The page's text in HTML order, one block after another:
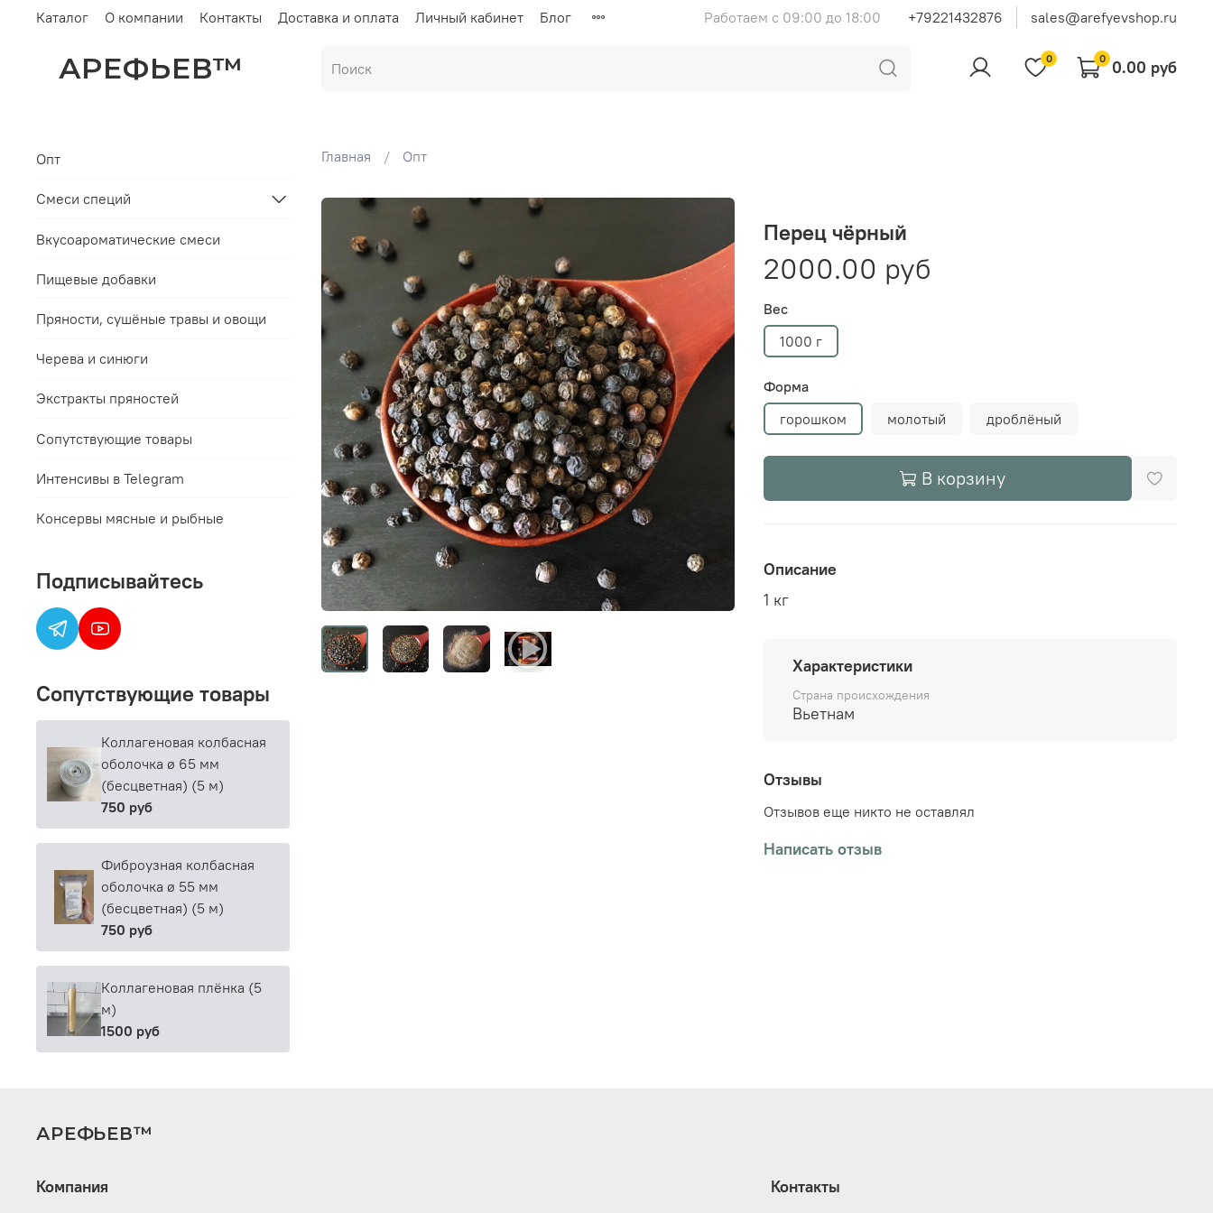
Каталог О компании Контакты Доставка и оплата Личный кабинет Блог Работаем с 09:00 до 18:00 +79221432876 sales@arefyevshop.ru
АРЕФЬЕВ™ 0 0 0.00 руб
Главная Опт
Перец чёрный
2000.00 руб
Вес
1000 г
Форма
горошком
молотый дроблёный
В корзину
Описание
1 кг
Характеристики
Страна происхождения
Вьетнам
Отзывы
Отзывов еще никто не оставлял
Написать отзыв
Опт
Смеси специй
Вкусоароматические смеси
Пищевые добавки
Пряности, сушёные травы и овощи
Черева и синюги
Экстракты пряностей
Сопутствующие товары
Интенсивы в Telegram
Консервы мясные и рыбные
Подписывайтесь
Сопутствующие товары
Коллагеновая колбасная
оболочка ø 65 мм
(бесцветная) (5 м)
750 руб
Фиброузная колбасная
оболочка ø 55 мм
(бесцветная) (5 м)
750 руб
Коллагеновая плёнка (5
м)
1500 руб
АРЕФЬЕВ™
Компания Контакты